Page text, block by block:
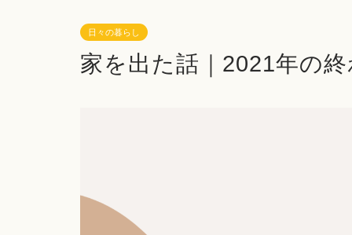
日々の暮らし
家を出た話｜2021年の